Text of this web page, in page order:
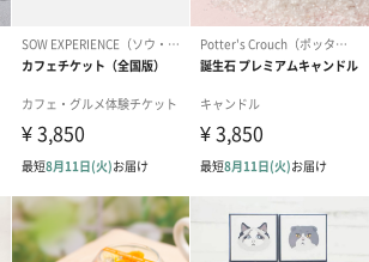
花束ハンドタオル（ブ
ルー）（1,760円）
花束ハンドタ
ワイト）（
梱してお届けいたします。